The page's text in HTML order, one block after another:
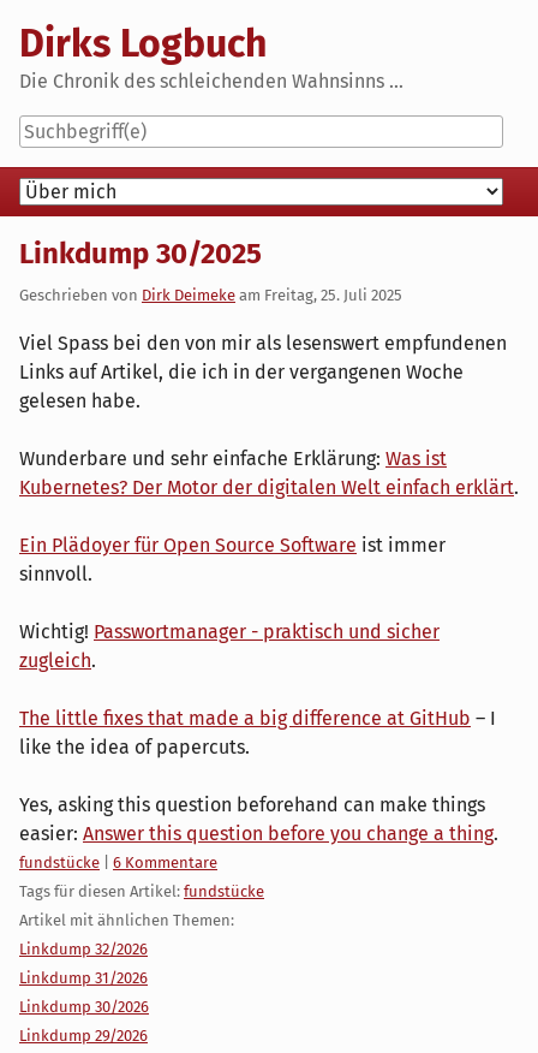
content
Dirks Logbuch
Die Chronik des schleichenden Wahnsinns ...
Navigation
Linkdump 30/2025
Geschrieben von Dirk Deimeke am Freitag, 25. Juli 2025
Viel Spass bei den von mir als lesenswert empfundenen
Links auf Artikel, die ich in der vergangenen Woche
gelesen habe.
Wunderbare und sehr einfache Erklärung: Was ist
Kubernetes? Der Motor der digitalen Welt einfach erklärt.
Ein Plädoyer für Open Source Software ist immer
sinnvoll.
Wichtig! Passwortmanager - praktisch und sicher
zugleich.
The little fixes that made a big difference at GitHub – I
like the idea of papercuts.
Yes, asking this question beforehand can make things
easier: Answer this question before you change a thing.
Kategorien:
fundstücke
6 Kommentare
Tags für diesen Artikel: fundstücke
Artikel mit ähnlichen Themen:
Linkdump 32/2026
Linkdump 31/2026
Linkdump 30/2026
Linkdump 29/2026